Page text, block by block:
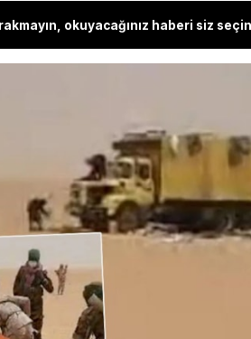
okuyacağınız haberi siz
Sahra Çölü'nün ücra bir
bir kamyonda günlerce
yaşamını yitirdi. Faciadan sadece 2
yetkililer, hayatını kaybedenlerin
için Mali'den Nijer'e dönen